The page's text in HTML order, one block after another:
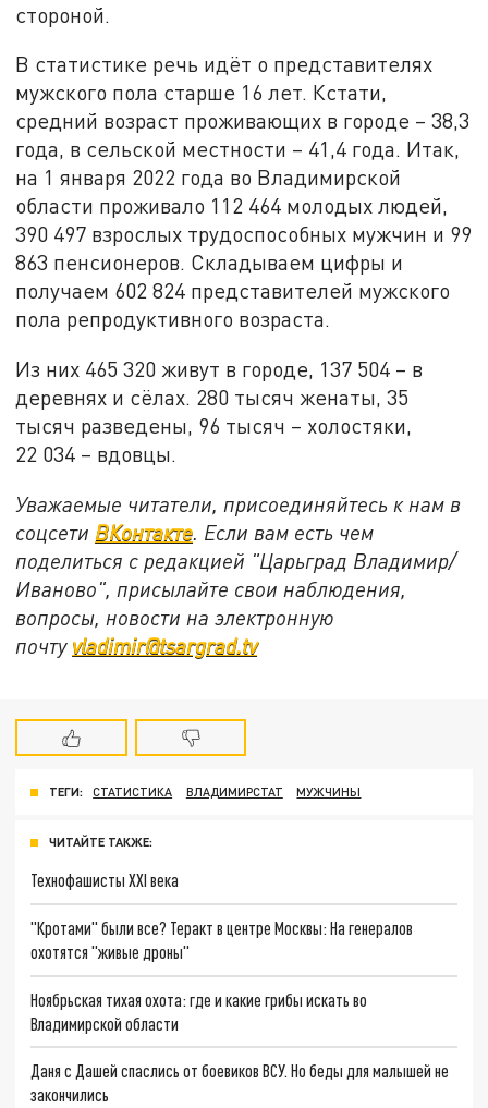
стороной.
В статистике речь идёт о представителях
мужского пола старше 16 лет. Кстати,
средний возраст проживающих в городе – 38,3
года, в сельской местности – 41,4 года. Итак,
на 1 января 2022 года во Владимирской
области проживало 112 464 молодых людей,
390 497 взрослых трудоспособных мужчин и 99
863 пенсионеров. Складываем цифры и
получаем 602 824 представителей мужского
пола репродуктивного возраста.
Из них 465 320 живут в городе, 137 504 – в
деревнях и сёлах. 280 тысяч женаты, 35
тысяч разведены, 96 тысяч – холостяки,
22 034 – вдовцы.
Уважаемые читатели, присоединяйтесь к нам в
соцсети ВКонтакте. Если вам есть чем
поделиться с редакцией "Царьград Владимир/
Иваново", присылайте свои наблюдения,
вопросы, новости на электронную
почту vladimir@tsargrad.tv
ТЕГИ: СТАТИСТИКА ВЛАДИМИРСТАТ МУЖЧИНЫ
ЧИТАЙТЕ ТАКЖЕ:
Технофашисты XXI века
"Кротами" были все? Теракт в центре Москвы: На генералов
охотятся "живые дроны"
Ноябрьская тихая охота: где и какие грибы искать во
Владимирской области
Даня с Дашей спаслись от боевиков ВСУ. Но беды для малышей не
закончились